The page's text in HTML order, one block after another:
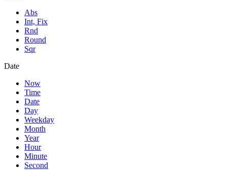
Abs
Int, Fix
Rnd
Round
Sqr
Date
Now
Time
Date
Day
Weekday
Month
Year
Hour
Minute
Second